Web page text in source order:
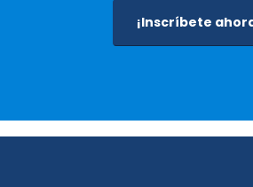
¡Inscríbete